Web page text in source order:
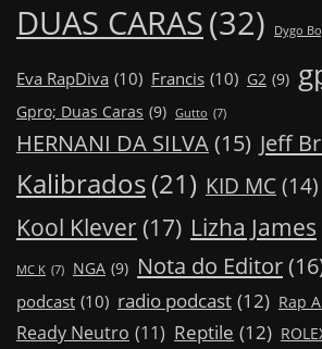
DUAS CARAS(32) Dygo
Eva RapDiva (10) Francis (10) G2 (9)
Gpro; Duas Caras (9) Gutto (7)
HERNANI DA SILVA(15) Jeff
Kalibrados(21) KID MC (14)
Kool Klever (17) Lizha James
MC K (7) NGA (9) Nota do Editor
podcast (10) radio podcast (12) Rap
Ready Neutro (11) Reptile (12)